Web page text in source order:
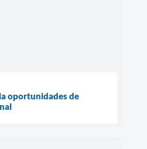
oportunidades de